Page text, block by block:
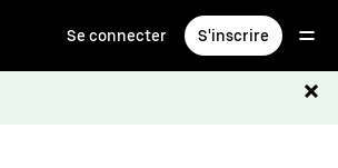
Se connecter S'inscrire